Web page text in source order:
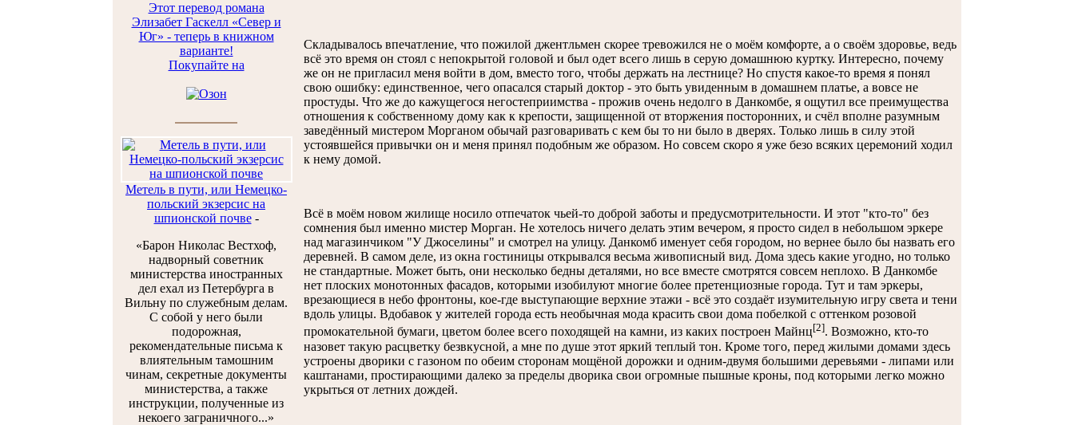
Этот перевод романа
Элизабет Гаскелл «Север и
Юг» - теперь в книжном
варианте!
Покупайте на
Метель в пути, или Немецко-
польский экзерсис на
шпионской почве-
«Барон Николас Вестхоф,
надворный советник
министерства иностранных
дел ехал из Петербурга в
Вильну по служебным делам.
С собой у него были
подорожная,
рекомендательные письма к
влиятельным тамошним
чинам, секретные документы
министерства, а также
инструкции, полученные из
некоего заграничного...»
Складывалось впечатление, что пожилой джентльмен скорее тревожился не о моём комфорте, а о своём здоровье, ведь
всё это время он стоял с непокрытой головой и был одет всего лишь в серую домашнюю куртку. Интересно, почему
же он не пригласил меня войти в дом, вместо того, чтобы держать на лестнице? Но спустя какое-то время я понял
свою ошибку: единственное, чего опасался старый доктор - это быть увиденным в домашнем платье, а вовсе не
простуды. Что же до кажущегося негостеприимства - прожив очень недолго в Данкомбе, я ощутил все преимущества
отношения к собственному дому как к крепости, защищенной от вторжения посторонних, и счёл вполне разумным
заведённый мистером Морганом обычай разговаривать с кем бы то ни было в дверях. Только лишь в силу этой
устоявшейся привычки он и меня принял подобным же образом. Но совсем скоро я уже безо всяких церемоний ходил
к нему домой.
Всё в моём новом жилище носило отпечаток чьей-то доброй заботы и предусмотрительности. И этот "кто-то" без
сомнения был именно мистер Морган. Не хотелось ничего делать этим вечером, я просто сидел в небольшом эркере
над магазинчиком "У Джоселины" и смотрел на улицу. Данкомб именует себя городом, но вернее было бы назвать его
деревней. В самом деле, из окна гостиницы открывался весьма живописный вид. Дома здесь какие угодно, но только
не стандартные. Может быть, они несколько бедны деталями, но все вместе смотрятся совсем неплохо. В Данкомбе
нет плоских монотонных фасадов, которыми изобилуют многие более претенциозные города. Тут и там эркеры,
врезающиеся в небо фронтоны, кое-где выступающие верхние этажи - всё это создаёт изумительную игру света и тени
вдоль улицы. Вдобавок у жителей города есть необычная мода красить свои дома побелкой с оттенком розовой
промокательной бумаги, цветом более всего походящей на камни, из каких построен Майнц[2]. Возможно, кто-то
назовет такую расцветку безвкусной, а мне по душе этот яркий теплый тон. Кроме того, перед жилыми домами здесь
устроены дворики с газоном по обеим сторонам мощёной дорожки и одним-двумя большими деревьями - липами или
каштанами, простирающими далеко за пределы дворика свои огромные пышные кроны, под которыми легко можно
укрыться от летних дождей.